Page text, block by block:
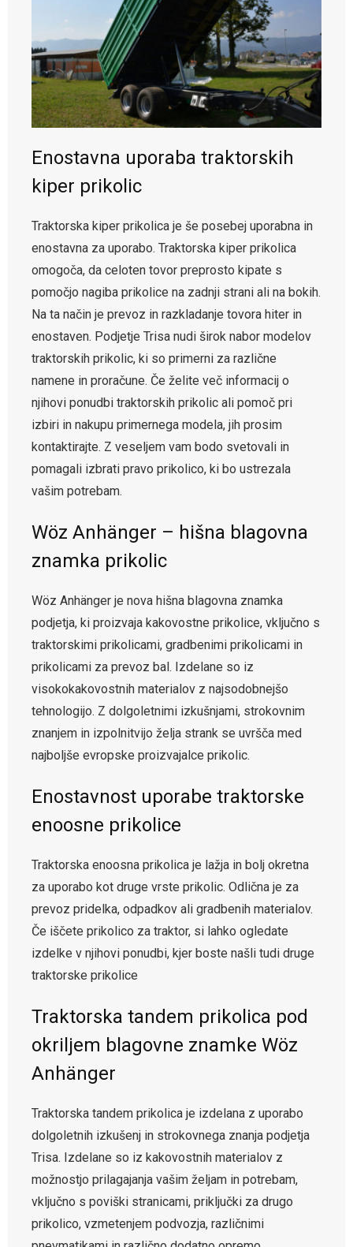
Enostavna uporaba traktorskih
kiper prikolic
Traktorska kiper prikolica je še posebej uporabna in
enostavna za uporabo. Traktorska kiper prikolica
omogoča, da celoten tovor preprosto kipate s
pomočjo nagiba prikolice na zadnji strani ali na bokih.
Na ta način je prevoz in razkladanje tovora hiter in
enostaven. Podjetje Trisa nudi širok nabor modelov
traktorskih prikolic, ki so primerni za različne
namene in proračune. Če želite več informacij o
njihovi ponudbi traktorskih prikolic ali pomoč pri
izbiri in nakupu primernega modela, jih prosim
kontaktirajte. Z veseljem vam bodo svetovali in
pomagali izbrati pravo prikolico, ki bo ustrezala
vašim potrebam.
Wöz Anhänger – hišna blagovna
znamka prikolic
Wöz Anhänger je nova hišna blagovna znamka
podjetja, ki proizvaja kakovostne prikolice, vključno s
traktorskimi prikolicami, gradbenimi prikolicami in
prikolicami za prevoz bal. Izdelane so iz
visokokakovostnih materialov z najsodobnejšo
tehnologijo. Z dolgoletnimi izkušnjami, strokovnim
znanjem in izpolnitvijo želja strank se uvršča med
najboljše evropske proizvajalce prikolic.
Enostavnost uporabe traktorske
enoosne prikolice
Traktorska enoosna prikolica je lažja in bolj okretna
za uporabo kot druge vrste prikolic. Odlična je za
prevoz pridelka, odpadkov ali gradbenih materialov.
Če iščete prikolico za traktor, si lahko ogledate
izdelke v njihovi ponudbi, kjer boste našli tudi druge
traktorske prikolice
Traktorska tandem prikolica pod
okriljem blagovne znamke Wöz
Anhänger
Traktorska tandem prikolica je izdelana z uporabo
dolgoletnih izkušenj in strokovnega znanja podjetja
Trisa. Izdelane so iz kakovostnih materialov z
možnostjo prilagajanja vašim željam in potrebam,
vključno s poviški stranicami, priključki za drugo
prikolico, vzmetenjem podvozja, različnimi